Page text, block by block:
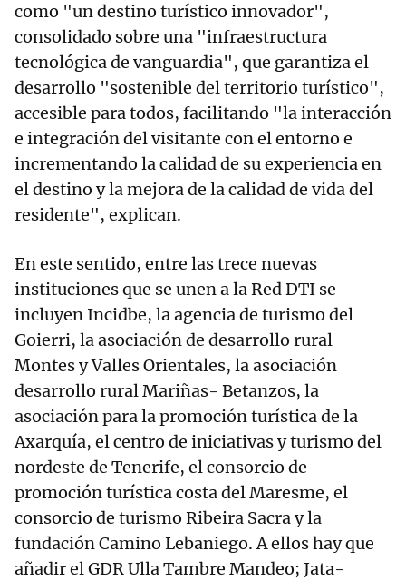
como "un destino turístico innovador",
consolidado sobre una "infraestructura
tecnológica de vanguardia", que garantiza el
desarrollo "sostenible del territorio turístico",
accesible para todos, facilitando "la interacción
e integración del visitante con el entorno e
incrementando la calidad de su experiencia en
el destino y la mejora de la calidad de vida del
residente", explican.
En este sentido, entre las trece nuevas
instituciones que se unen a la Red DTI se
incluyen Incidbe, la agencia de turismo del
Goierri, la asociación de desarrollo rural
Montes y Valles Orientales, la asociación
desarrollo rural Mariñas- Betanzos, la
asociación para la promoción turística de la
Axarquía, el centro de iniciativas y turismo del
nordeste de Tenerife, el consorcio de
promoción turística costa del Maresme, el
consorcio de turismo Ribeira Sacra y la
fundación Camino Lebaniego. A ellos hay que
añadir el GDR Ulla Tambre Mandeo; Jata-